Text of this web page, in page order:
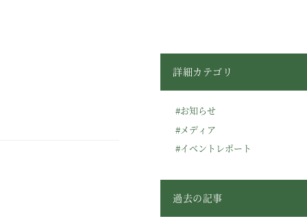
詳細カテゴリ
#お知らせ
#メディア
#イベントレポート
過去の記事